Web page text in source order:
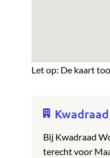
Let op: De kaart
Bij Kwadraad
terecht voor